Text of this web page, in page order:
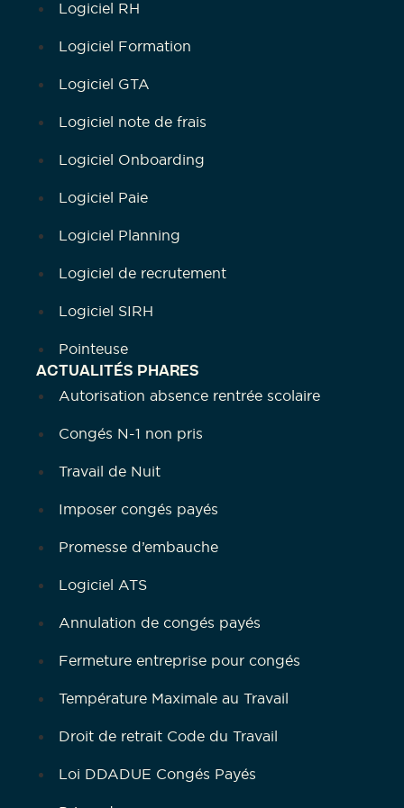
Logiciel RH
Logiciel Formation
Logiciel GTA
Logiciel note de frais
Logiciel Onboarding
Logiciel Paie
Logiciel Planning
Logiciel de recrutement
Logiciel SIRH
Pointeuse
ACTUALITÉS PHARES
Autorisation absence rentrée scolaire
Congés N-1 non pris
Travail de Nuit
Imposer congés payés
Promesse d’embauche
Logiciel ATS
Annulation de congés payés
Fermeture entreprise pour congés
Température Maximale au Travail
Droit de retrait Code du Travail
Loi DDADUE Congés Payés